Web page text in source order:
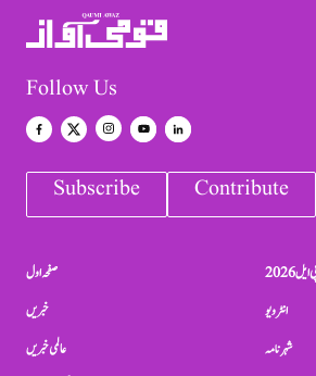
Follow Us
Subscribe Contribute
صفحہ اول
خبریں
عالمی خبریں
2026
انٹرویو
شہرنامہ